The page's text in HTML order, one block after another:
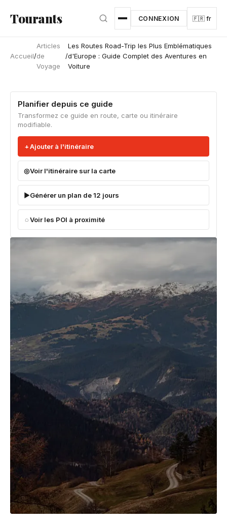
Tourants CONNEXION 🇫🇷 fr
Accueil/
Articles
de
Voyage
/
Les Routes Road-Trip les Plus Emblématiques
d'Europe : Guide Complet des Aventures en
Voiture
Planifier depuis ce guide
Transformez ce guide en route, carte ou itinéraire
modifiable.
Ajouter à l'itinéraire
Voir l'itinéraire sur la carte
Générer un plan de 12 jours
Voir les POI à proximité